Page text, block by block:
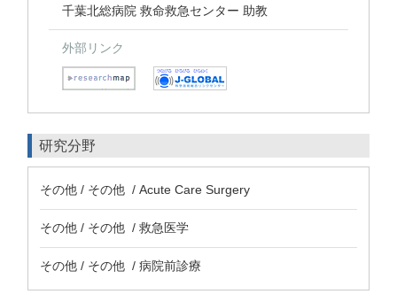
千葉北総病院 救命救急センター 助教
外部リンク
研究分野
その他 / その他 / Acute Care Surgery
その他 / その他 / 救急医学
その他 / その他 / 病院前診療